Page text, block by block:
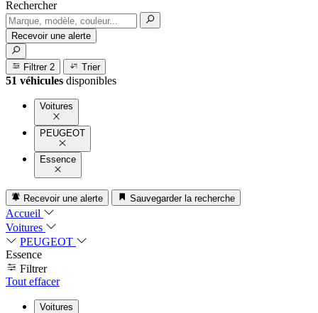
Rechercher
Recevoir une alerte
Filtrer 2 Trier
51 véhicules disponibles
Voitures
PEUGEOT
Essence
Recevoir une alerte Sauvegarder la recherche
Accueil
Voitures
PEUGEOT
Essence
Filtrer
Tout effacer
Voitures